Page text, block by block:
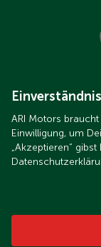
ARI Motors
Einwilligung, um
„Akzeptieren“